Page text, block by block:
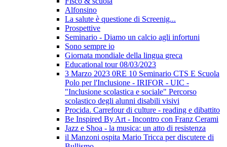
Alfonsino
La salute è questione di Screenig...
Prospettive
Seminario - Diamo un calcio agli infortuni
Sono sempre io
Giornata mondiale della lingua greca
Educational tour 08/03/2023
3 Marzo 2023 0RE 10 Seminario CTS E Scuola
Polo per l'Inclusione - IRIFOR - UIC -
"Inclusione scolastica e sociale" Percorso
scolastico degli alunni disabili visivi
Procida. Carrefour di culture - reading e dibattito
Be Inspired By Art - Incontro con Franz Cerami
Jazz e Shoa - la musica: un atto di resistenza
il Manzoni ospita Mario Tricca per discutere di